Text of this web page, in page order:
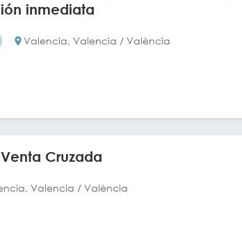
inmediata
Valencia, Valencia / València
Cruzada
Valencia / València